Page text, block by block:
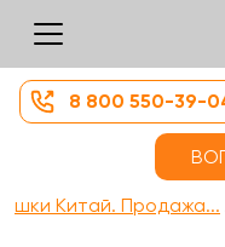
8 800 550-39-
Китай. Продажа...